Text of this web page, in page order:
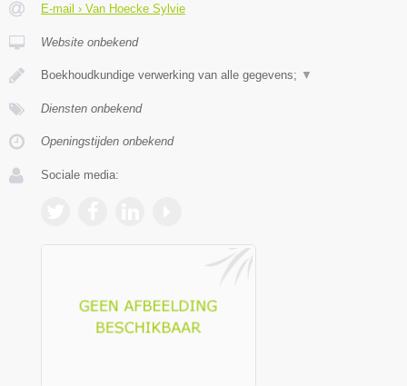
E-mail › Van Hoecke Sylvie
Website onbekend
Boekhoudkundige verwerking van alle gegevens; ▼
Diensten onbekend
Openingstijden onbekend
Sociale media: